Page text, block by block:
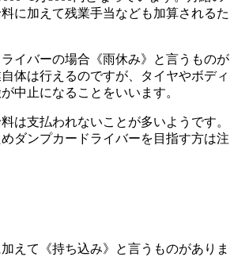
に加えて残業手当なども加算されるた
イバーの場合《雨休み》と言うものが
体は行えるのですが、タイヤやボディ
中止になることをいいます。
は支払われないことが多いようです。
ダンプカードライバーを目指す方は注
えて《持ち込み》と言うものがありま